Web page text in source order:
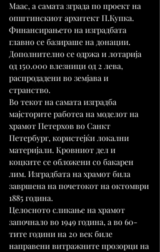
Маас, а самата зграда по проект на
општинскиот архитект П.Купка.
Финансирањето на изградбата
главно се базираше на донации.
Дополнително се одржа и лотарија
од 150.000 влезници од 2 лева,
распродадени во земјава и
странство.
Во текот на самата изградба
мајсторите работеа на моделот на
храмот Петерхов во Санкт
Петербург, користејќи локални
материјали. Кровниот дел и
коцките се обложени со бакарен
лим. Изградбата на храмот била
завршена на почетокот на октомври
1885 година.
Целосното сликање на храмот
започнало во 1949 година, а во 60-
тите години на 20 век биле
направени витражните прозорци на